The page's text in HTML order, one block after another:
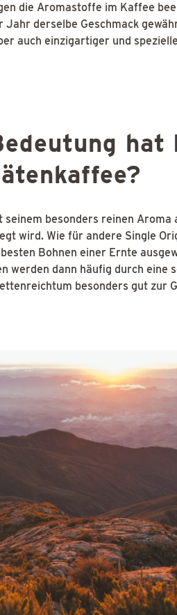
die Aromastoffe im Kaffee
Jahr derselbe Geschmack
auch einzigartiger und
seinem besonders reinen
wird. Wie für andere Single
Bohnen einer Ernte
werden dann häufig durch eine
besonders gut zur